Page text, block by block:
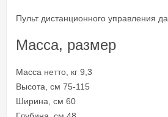
Пульт дистанционного управления да
Масса, размер
Масса нетто, кг 9,3
Высота, см 75-115
Ширина, см 60